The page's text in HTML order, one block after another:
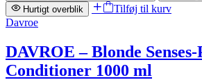
Hurtigt overblik
Tilføj til kurv
Davroe
DAVROE – Blonde
Conditioner 1000 ml